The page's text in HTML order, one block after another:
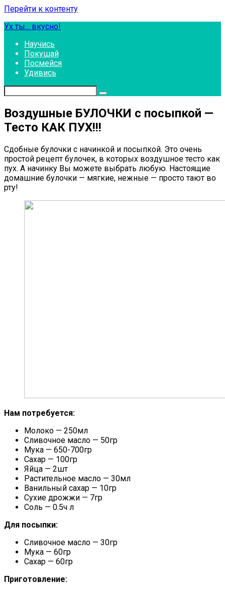
Перейти к контенту
Ух ты... вкусно!
Научись
Покушай
Посмейся
Удивись
Воздушные БУЛОЧКИ с посыпкой —
Тесто КАК ПУХ!!!
Сдобные булочки с начинкой и посыпкой. Это очень
простой рецепт булочек, в которых воздушное тесто как
пух. А начинку Вы можете выбрать любую. Настоящие
домашние булочки — мягкие, нежные — просто тают во
рту!
Нам потребуется:
Молоко — 250мл
Сливочное масло — 50гр
Мука — 650-700гр
Сахар — 100гр
Яйца — 2шт
Растительное масло — 30мл
Ванильный сахар — 10гр
Сухие дрожжи — 7гр
Соль — 0.5ч л
Для посыпки:
Сливочное масло — 30гр
Мука — 60гр
Сахар — 60гр
Приготовление: